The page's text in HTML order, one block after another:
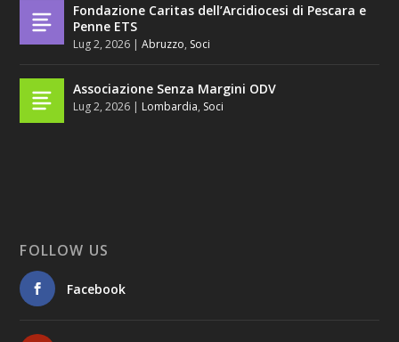
Fondazione Caritas dell’Arcidiocesi di Pescara e
Penne ETS
Lug 2, 2026 |Abruzzo, Soci
Associazione Senza Margini ODV
Lug 2, 2026 | Lombardia, Soci
FOLLOW US
Facebook